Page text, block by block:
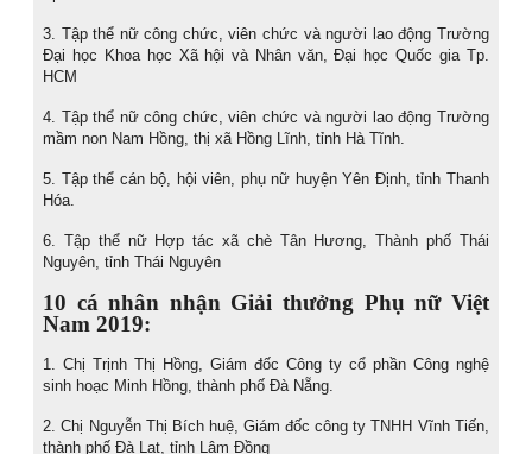
3. Tập thể nữ công chức, viên chức và người lao động Trường
Đại học Khoa học Xã hội và Nhân văn, Đại học Quốc gia Tp.
HCM
4. Tập thể nữ công chức, viên chức và người lao động Trường
mầm non Nam Hồng, thị xã Hồng Lĩnh, tỉnh Hà Tĩnh.
5. Tập thể cán bộ, hội viên, phụ nữ huyện Yên Định, tỉnh Thanh
Hóa.
6. Tập thể nữ Hợp tác xã chè Tân Hương, Thành phố Thái
Nguyên, tỉnh Thái Nguyên
10 cá nhân nhận Giải thưởng Phụ nữ Việt
Nam 2019:
1. Chị Trịnh Thị Hồng, Giám đốc Công ty cổ phần Công nghệ
sinh hoạc Minh Hồng, thành phố Đà Nẵng.
2. Chị Nguyễn Thị Bích huệ, Giám đốc công ty TNHH Vĩnh Tiến,
thành phố Đà Lạt, tỉnh Lâm Đồng